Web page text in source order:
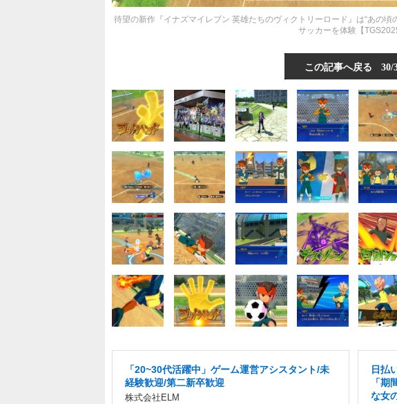
待望の新作『イナズマイレブン 英雄たちのヴィクトリーロード』は“あの
サッカーを体験【
この記事へ戻る 30/
「20~30代活躍中」ゲーム運営アシスタント/未
経験歓迎/第二新卒歓迎
株式会社ELM
日払
「期
な女